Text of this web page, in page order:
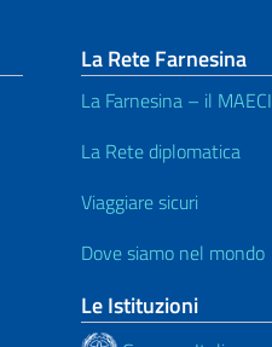
La Rete Farnesina
La Farnesina – il MAECI
La Rete diplomatica
Viaggiare sicuri
Dove siamo nel mondo
Le Istituzioni